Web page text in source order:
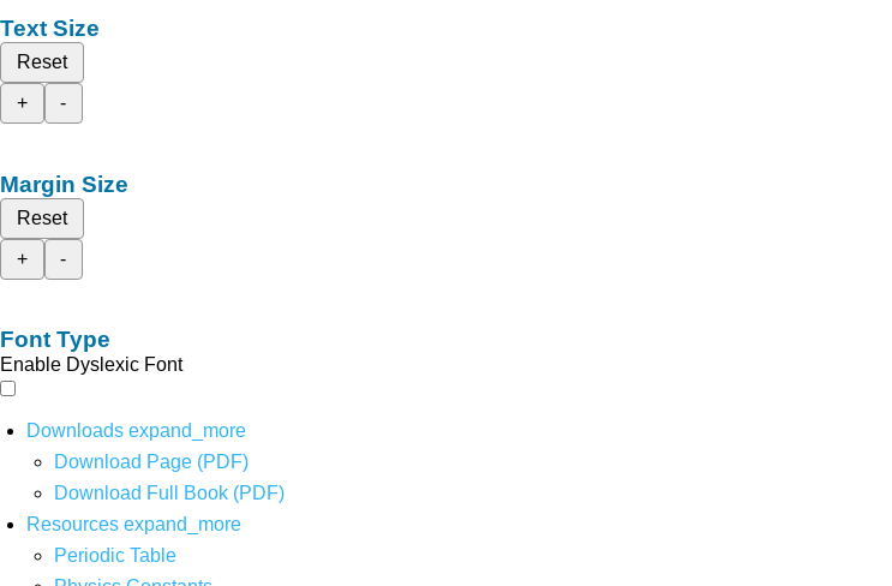
Text Size
Reset
+
-
Margin Size
Reset
+
-
Font Type
Enable Dyslexic Font
Downloads expand_more
Download Page (PDF)
Download Full Book (PDF)
Resources expand_more
Periodic Table